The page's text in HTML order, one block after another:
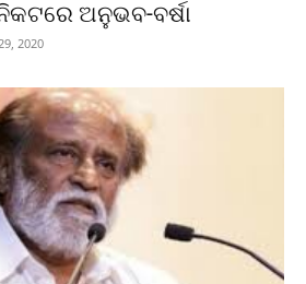
ଅନୁଭବ-ବର୍ଷା
2020